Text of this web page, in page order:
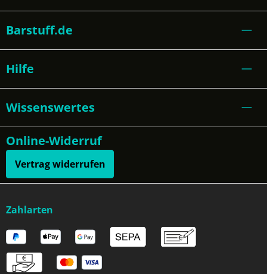
Barstuff.de
Hilfe
Wissenswertes
Online-Widerruf
Vertrag widerrufen
Zahlarten